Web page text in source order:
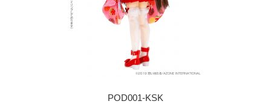
POD001-KSK